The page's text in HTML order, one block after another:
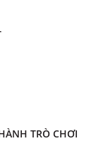
TRÒ CHƠI